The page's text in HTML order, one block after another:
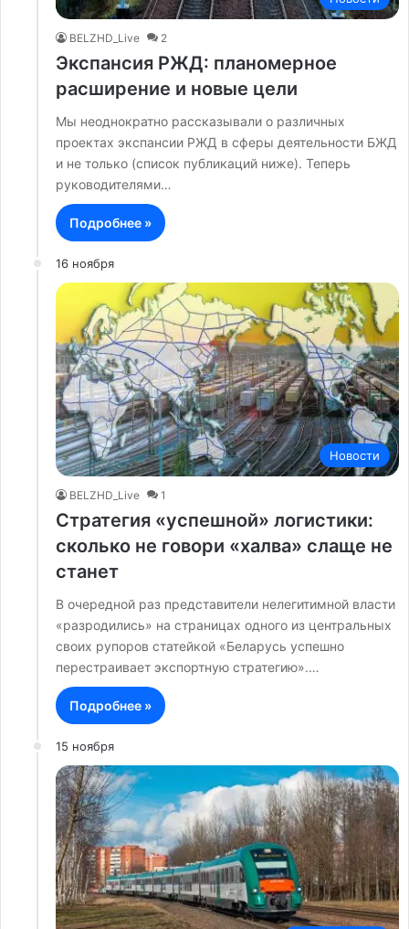
BELZHD_Live 2
Экспансия РЖД: планомерное
расширение и новые цели
Мы неоднократно рассказывали о различных
проектах экспансии РЖД в сферы деятельности БЖД
и не только (список публикаций ниже). Теперь
руководителями…
Подробнее »
16 ноября
Новости
BELZHD_Live 1
Стратегия «успешной» логистики:
сколько не говори «халва» слаще не
станет
В очередной раз представители нелегитимной власти
«разродились» на страницах одного из центральных
своих рупоров статейкой «Беларусь успешно
перестраивает экспортную стратегию».…
Подробнее »
15 ноября